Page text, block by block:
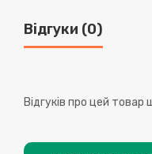
Відгуки (0)
Відгуків про цей товар